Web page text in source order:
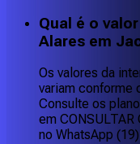
Qual é o
Alares em
Os valores da
variam conforme
Consulte os
em
no WhatsApp